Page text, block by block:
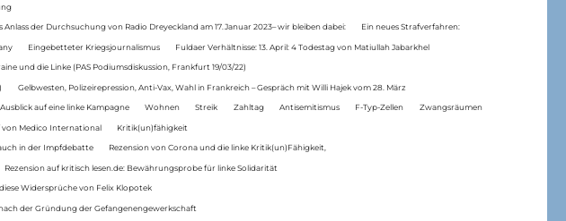
Anlass der Durchsuchung von Radio Dreyeckland am 17.Januar 2023– wir bleiben dabei: Ein neues Strafverfahren:
Eingebetteter Kriegsjournalismus Fuldaer Verhältnisse: 13. April: 4 Todestag von Matiul­lah Jabarkhel
und die Linke (PAS Podiumsdiskussion, Frankfurt 19/03/22)
Gelbwesten, Polizeirepression, Anti-Vax, Wahl in Frankreich – Gespräch mit Willi Hajek vom 28. März
auf eine linke Kampagne Wohnen Streik Zahltag Antisemitismus F-Typ-Zellen Zwangsräumen
von Medico International Kritik(un)fähigkeit
in der Impfdebatte Rezension von Corona und die linke Kritik(un)Fähigkeit,
Rezension auf kritisch lesen.de: Bewährungsprobe für linke Solidarität
Widersprüche von Felix Klopotek
der Gründung der Gefangenengewerkschaft